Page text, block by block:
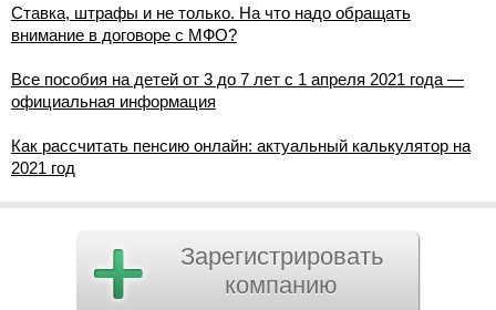
Ставка, штрафы и не только. На что надо обращать
внимание в договоре с МФО?
Все пособия на детей от 3 до 7 лет с 1 апреля 2021 года —
официальная информация
Как рассчитать пенсию онлайн: актуальный калькулятор на
2021 год
Зарегистрировать
компанию